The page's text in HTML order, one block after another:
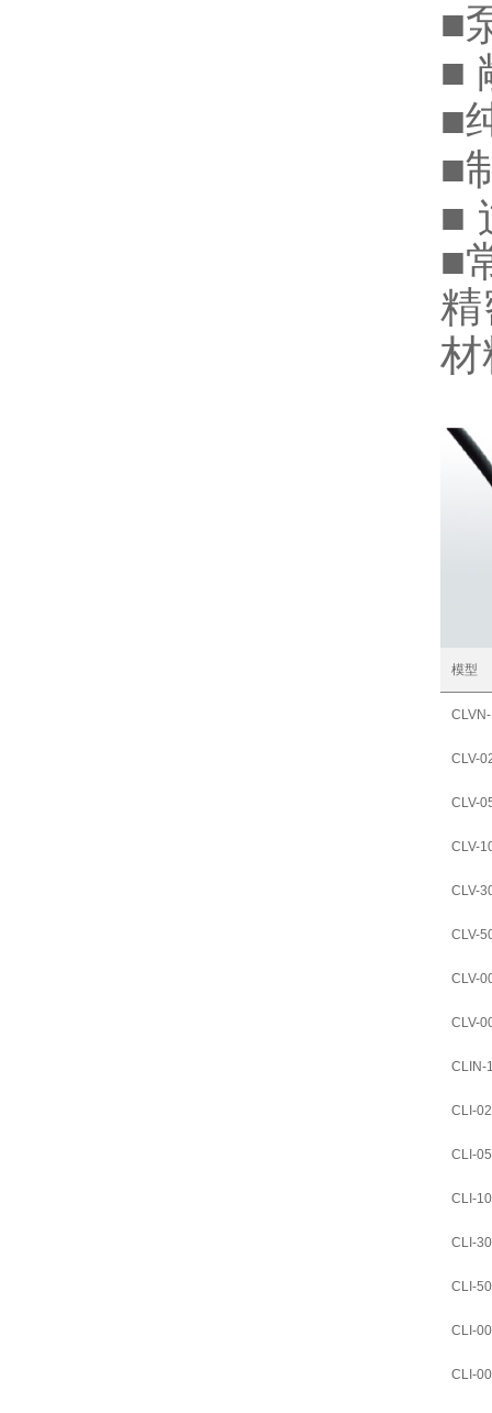
■
■
■
■
■
■
精
材
模型
CLV-
CLV-
CLV-
CLV-
CLV-
CLV-
CLV-
CLIN-
CLI-
CLI-
CLI-
CLI-
CLI-
CLI-
CLI-